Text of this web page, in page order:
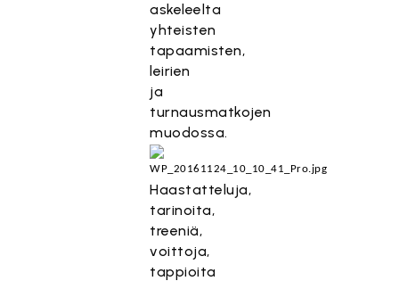
askeleelta
yhteisten
tapaamisten,
leirien
ja
turnausmatkojen
muodossa.
Haastatteluja,
tarinoita,
treeniä,
voittoja,
tappioita